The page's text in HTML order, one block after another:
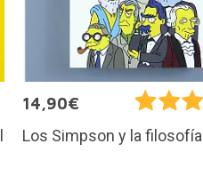
14,90€
Los Simpson y la filosofía